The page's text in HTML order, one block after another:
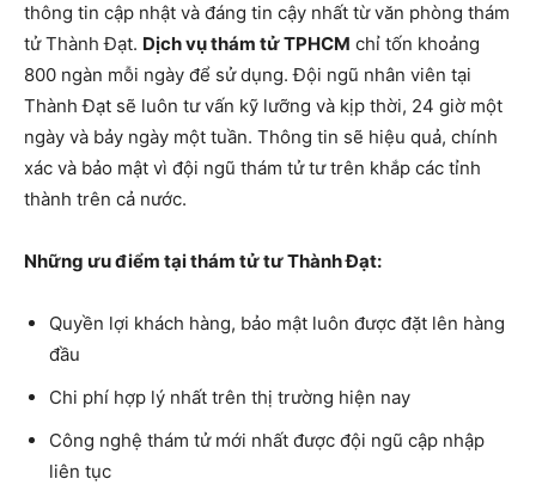
thông tin cập nhật và đáng tin cậy nhất từ văn phòng thám
tử Thành Đạt. Dịch vụ thám tử TPHCM chỉ tốn khoảng
800 ngàn mỗi ngày để sử dụng. Đội ngũ nhân viên tại
Thành Đạt sẽ luôn tư vấn kỹ lưỡng và kịp thời, 24 giờ một
ngày và bảy ngày một tuần. Thông tin sẽ hiệu quả, chính
xác và bảo mật vì đội ngũ thám tử tư trên khắp các tỉnh
thành trên cả nước.
Những ưu điểm tại thám tử tư Thành Đạt:
Quyền lợi khách hàng, bảo mật luôn được đặt lên hàng
đầu
Chi phí hợp lý nhất trên thị trường hiện nay
Công nghệ thám tử mới nhất được đội ngũ cập nhập
liên tục